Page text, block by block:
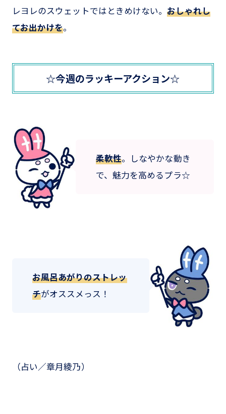
レヨレのスウェットではときめけない。おしゃれし
てお出かけを。
☆今週のラッキーアクション☆
柔軟性。しなやかな動き
で、魅力を高めるプラ☆
お風呂あがりのストレッ
チがオススメっス！
（占い／章月綾乃）